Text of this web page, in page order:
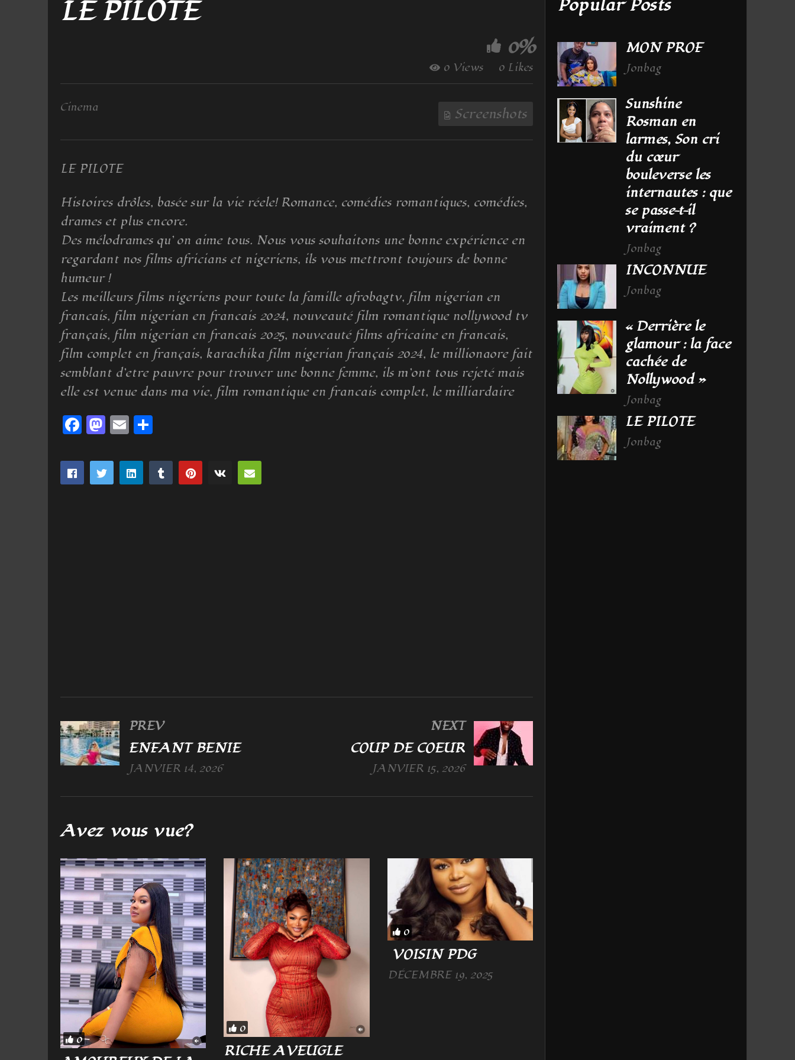
LE PILOTE
0%
0 Views 0 Likes
Cinema Screenshots
LE PILOTE
Histoires drôles, basée sur la vie réele! Romance, comédies romantiques, comédies,
drames et plus encore.
Des mélodrames qu’ on aime tous. Nous vous souhaitons une bonne expérience en
regardant nos films africians et nigeriens, ils vous mettront toujours de bonne
humeur !
Les meilleurs films nigeriens pour toute la famille afrobagtv, film nigerian en
francais, film nigerian en francais 2024, nouveauté film romantique nollywood tv
français, film nigerian en francais 2025, nouveauté films africaine en francais,
film complet en français, karachika film nigerian français 2024, le millionaore fait
semblant d’etre pauvre pour trouver une bonne femme, ils m’ont tous rejeté mais
elle est venue dans ma vie, film romantique en francais complet, le milliardaire
Facebook
Mastodon
Email
PREV
ENFANT BENIE
JANVIER 14, 2026
NEXT
COUP DE COEUR
JANVIER 15, 2026
Avez vous vue?
0
0
RICHE AVEUGLE
0
VOISIN PDG
DÉCEMBRE 19, 2025
Popular Posts
MON PROF
Jonbag
Sunshine
Rosman en
larmes, Son cri
du cœur
bouleverse les
internautes : que
se passe-t-il
vraiment ?
Jonbag
INCONNUE
Jonbag
« Derrière le
glamour : la face
cachée de
Nollywood »
Jonbag
LE PILOTE
Jonbag